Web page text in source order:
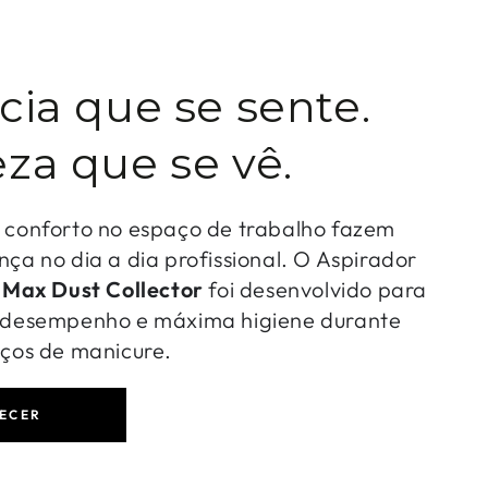
que se sente.
que se vê.
conforto no espaço de trabalho fazem
no dia a dia profissional. O Aspirador
Max Dust Collectorfoi desenvolvido para
e máxima higiene durante
de manicure.